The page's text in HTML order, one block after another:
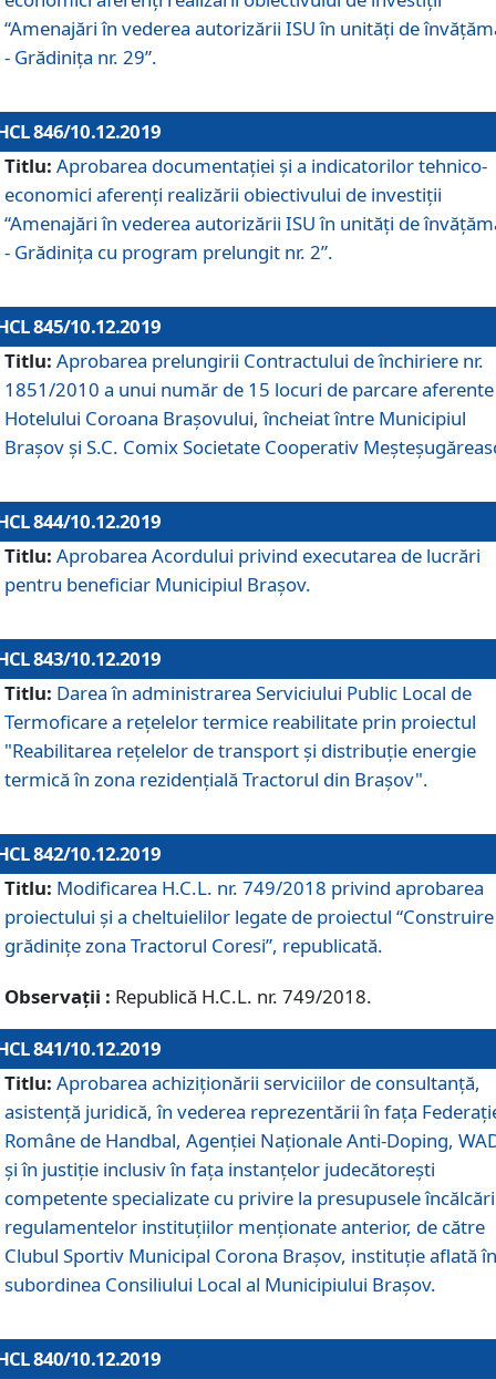
“Amenajări în vederea autorizării ISU în unități de
- Grădinița nr. 29”.
846/10.12.2019
Titlu: Aprobarea documentației și a indicatorilor tehnico-
economici aferenți realizării obiectivului de investiții
“Amenajări în vederea autorizării ISU în unități de
- Grădinița cu program prelungit nr. 2”.
845/10.12.2019
Titlu: Aprobarea prelungirii Contractului de închiriere nr.
1851/2010 a unui număr de 15 locuri de parcare aferente
Hotelului Coroana Brașovului, încheiat între Municipiul
Braşov şi S.C. Comix Societate Cooperativ
844/10.12.2019
Titlu: Aprobarea Acordului privind executarea de lucrări
pentru beneficiar Municipiul Brașov.
843/10.12.2019
Titlu: Darea în administrarea Serviciului Public Local de
Termoficare a rețelelor termice reabilitate prin proiectul
"Reabilitarea reţelelor de transport şi distribuţie energie
termică în zona rezidenţială Tractorul din Braşov".
842/10.12.2019
Titlu: Modificarea H.C.L. nr. 749/2018 privind aprobarea
proiectului și a cheltuielilor legate de proiectul “Construire
grădinițe zona Tractorul Coresi”, republicată.
Observații : Republică H.C.L. nr. 749/2018.
841/10.12.2019
Titlu: Aprobarea achiziționării serviciilor de consultanță,
asistență juridică, în vederea reprezentării în fața
Române de Handbal, Agenției Naționale Anti-Doping,
și în justiție inclusiv în fața instanțelor judecătorești
competente specializate cu privire la presupusele
regulamentelor instituțiilor menționate anterior, de către
Clubul Sportiv Municipal Corona Braşov, instituție aflată în
subordinea Consiliului Local al Municipiului Brașov.
840/10.12.2019